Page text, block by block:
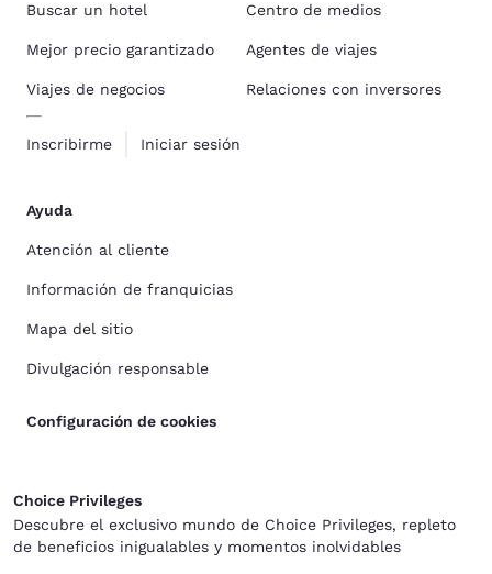
Buscar un hotel
Mejor precio garantizado
Viajes de negocios
Inscribirme Iniciar sesión
Centro de medios
Agentes de viajes
Relaciones con inversores
Ayuda
Atención al cliente
Información de franquicias
Mapa del sitio
Divulgación responsable
Configuración de cookies
Choice Privileges
Descubre el exclusivo mundo de Choice Privileges, repleto
de beneficios inigualables y momentos inolvidables